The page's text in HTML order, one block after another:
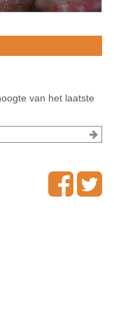
van het laatste